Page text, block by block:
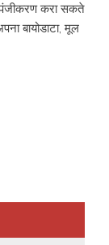
पंजीकरण करा सकते
बायोडाटा, मूल